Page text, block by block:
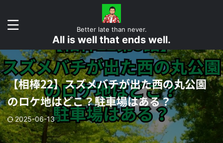
Better late than never.
All is well that ends well.
【相棒22】スズメバチが出た西の丸公園
のロケ地はどこ？駐車場はある？
2025-06-13